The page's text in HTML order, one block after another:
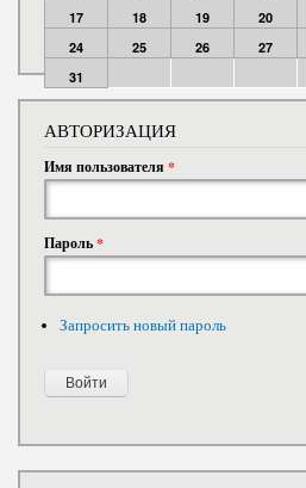
17
18 19 20
24
25 26 27
31
АВТОРИЗАЦИЯ
Имя пользователя *
Пароль*
Запросить новый пароль